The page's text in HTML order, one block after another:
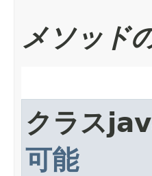
メソッド
クラス
可能